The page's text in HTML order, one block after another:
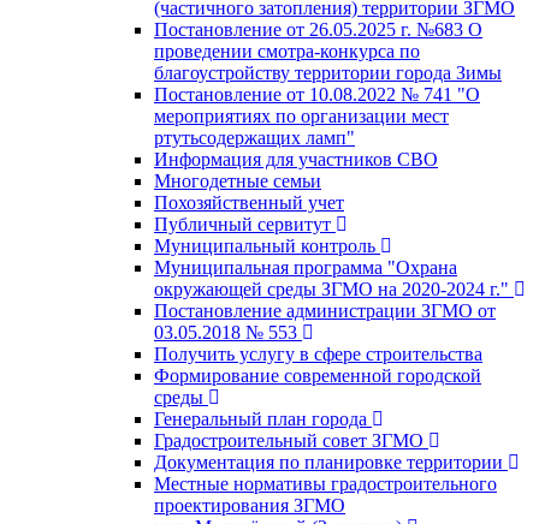
(частичного затопления) территории ЗГМО
Постановление от 26.05.2025 г. №683 О
проведении смотра-конкурса по
благоустройству территории города Зимы
Постановление от 10.08.2022 № 741 "О
мероприятиях по организации мест
ртутьсодержащих ламп"
Информация для участников СВО
Многодетные семьи
Похозяйственный учет
Публичный сервитут
Муниципальный контроль
Муниципальная программа "Охрана
окружающей среды ЗГМО на 2020-2024 г."
Постановление администрации ЗГМО от
03.05.2018 № 553
Получить услугу в сфере строительства
Формирование современной городской
среды
Генеральный план города
Градостроительный совет ЗГМО
Документация по планировке территории
Местные нормативы градостроительного
проектирования ЗГМО